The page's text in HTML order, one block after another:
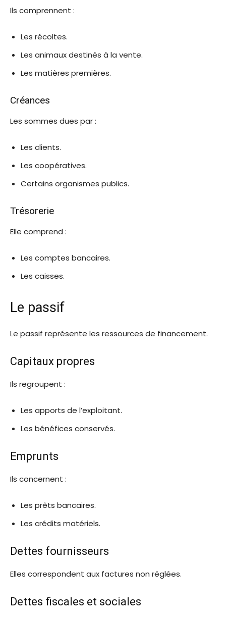
Ils comprennent :
Les récoltes.
Les animaux destinés à la vente.
Les matières premières.
Créances
Les sommes dues par :
Les clients.
Les coopératives.
Certains organismes publics.
Trésorerie
Elle comprend :
Les comptes bancaires.
Les caisses.
Le passif
Le passif représente les ressources de financement.
Capitaux propres
Ils regroupent :
Les apports de l’exploitant.
Les bénéfices conservés.
Emprunts
Ils concernent :
Les prêts bancaires.
Les crédits matériels.
Dettes fournisseurs
Elles correspondent aux factures non réglées.
Dettes fiscales et sociales